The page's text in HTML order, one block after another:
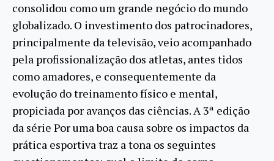
consolidou como um grande negócio do mundo
globalizado. O investimento dos patrocinadores,
principalmente da televisão, veio acompanhado
pela profissionalização dos atletas, antes tidos
como amadores, e consequentemente da
evolução do treinamento físico e mental,
propiciada por avanços das ciências. A 3ª edição
da série Por uma boa causa sobre os impactos da
prática esportiva traz a tona os seguintes